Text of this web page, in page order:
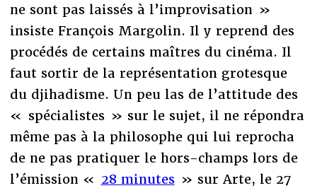
ne sont pas laissés à l’improvisation »
insiste François Margolin. Il y reprend des
procédés de certains maîtres du cinéma. Il
faut sortir de la représentation grotesque
du djihadisme. Un peu las de l’attitude des
« spécialistes » sur le sujet, il ne répondra
même pas à la philosophe qui lui reprocha
de ne pas pratiquer le hors-champs lors de
l’émission « 28 minutes» sur Arte, le 27